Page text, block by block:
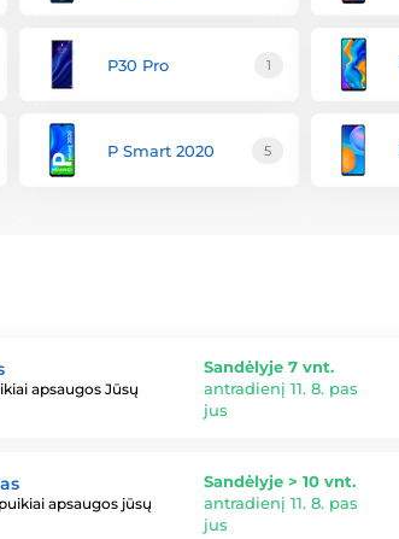
P30 Pro 1
P Smart 2020 5
apsaugos Jūsų
Sandėlyje 7 vnt.
antradienį 11. 8. pas
jus
apsaugos jūsų
Sandėlyje > 10 vnt.
antradienį 11. 8. pas
jus